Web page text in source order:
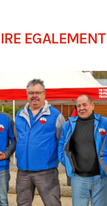
EGALEMENT